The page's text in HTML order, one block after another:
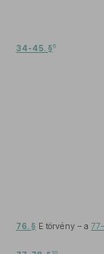
34-45. §6
76. § E törvény – a
10